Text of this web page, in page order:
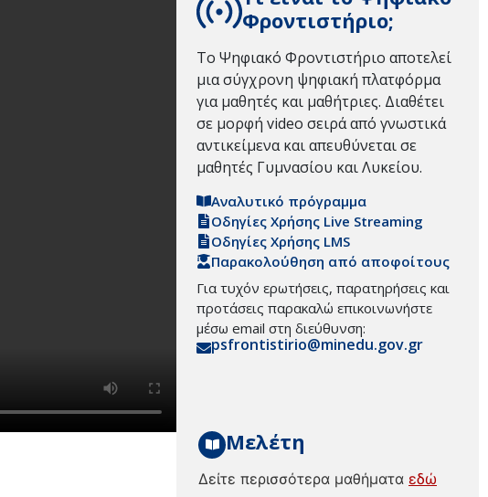
Φροντιστήριο;
Το Ψηφιακό Φροντιστήριο αποτελεί
μια σύγχρονη ψηφιακή πλατφόρμα
για μαθητές και μαθήτριες. Διαθέτει
σε μορφή video σειρά από γνωστικά
αντικείμενα και απευθύνεται σε
μαθητές Γυμνασίου και Λυκείου.
Αναλυτικό πρόγραμμα
Οδηγίες Χρήσης Live Streaming
Οδηγίες Χρήσης LMS
Παρακολούθηση από αποφοίτους
Για τυχόν ερωτήσεις, παρατηρήσεις και
προτάσεις παρακαλώ επικοινωνήστε
μέσω email στη διεύθυνση:
psfrontistirio@minedu.gov.gr
Μελέτη
Δείτε περισσότερα μαθήματα εδώ